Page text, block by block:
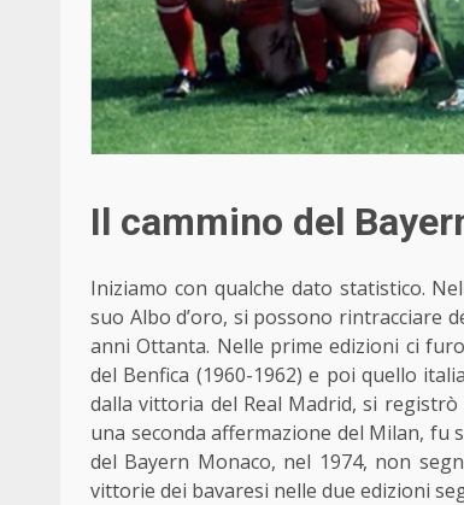
Il cammino del
Iniziamo con qualche dato statistico.
suo Albo d’oro, si possono rintracciare
anni Ottanta. Nelle prime edizioni ci
del Benfica (1960-1962) e poi quello
dalla vittoria del Real Madrid, si
una seconda affermazione del Milan, fu
del Bayern Monaco, nel 1974, non
vittorie dei bavaresi nelle due edizioni